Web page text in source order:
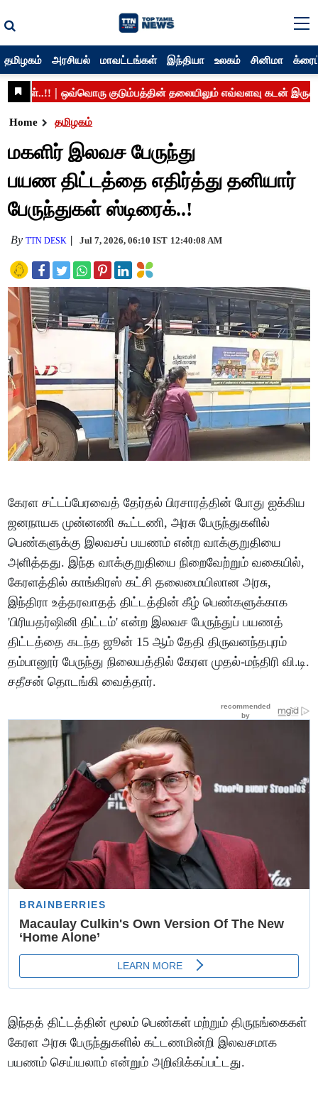
தமிழகம் அரசியல் மாவட்டங்கள் இந்தியா உலகம் சினிமா
Home தமிழகம்
மகளிர் இலவச பேருந்து
பயண திட்டத்தை எதிர்த்து தனியார்
பேருந்துகள் ஸ்டிரைக்..!
ByTTN DESK Jul 7, 2026, 06:10 IST 12:40:08 AM
கேரள சட்டப்பேரவைத் தேர்தல் பிரசாரத்தின் போது ஐக்கிய
ஜனநாயக முன்னணி கூட்டணி, அரசு பேருந்துகளில்
பெண்களுக்கு இலவசப் பயணம் என்ற வாக்குறுதியை
அளித்தது. இந்த வாக்குறுதியை நிறைவேற்றும் வகையில்,
கேரளத்தில் காங்கிரஸ் கட்சி தலைமையிலான அரசு,
இந்திரா உத்தரவாதத் திட்டத்தின் கீழ் பெண்களுக்காக
'பிரியதர்ஷினி திட்டம்' என்ற இலவச பேருந்துப் பயணத்
திட்டத்தை கடந்த ஜூன் 15 ஆம் தேதி திருவனந்தபுரம்
தம்பானூர் பேருந்து நிலையத்தில் கேரள முதல்-மந்திரி வி.டி.
சதீசன் தொடங்கி வைத்தார்.
இந்தத் திட்டத்தின் மூலம் பெண்கள் மற்றும் திருநங்கைகள்
கேரள அரசு பேருந்துகளில் கட்டணமின்றி இலவசமாக
பயணம் செய்யலாம் என்றும் அறிவிக்கப்பட்டது.